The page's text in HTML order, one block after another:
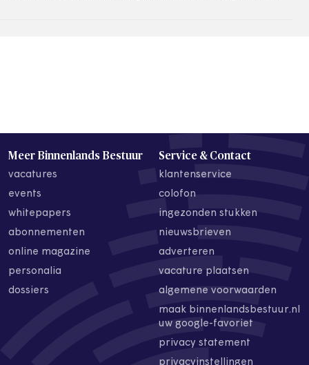
Meer Binnenlands Bestuur
vacatures
events
whitepapers
abonnementen
online magazine
personalia
dossiers
Service & Contact
klantenservice
colofon
ingezonden stukken
nieuwsbrieven
adverteren
vacature plaatsen
algemene voorwaarden
maak binnenlandsbestuur.nl
uw google-favoriet
privacy statement
privacyinstellingen